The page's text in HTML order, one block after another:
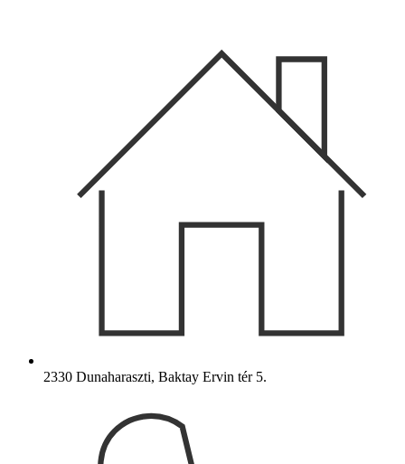
2330 Dunaharaszti, Baktay Ervin tér 5.